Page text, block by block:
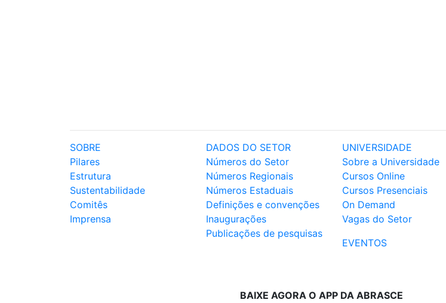
SOBRE
Pilares
Estrutura
Sustentabilidade
Comitês
Imprensa
DADOS DO SETOR
Números do Setor
Números Regionais
Números Estaduais
Definições e convenções
Inaugurações
Publicações de pesquisas
UNIVERSIDADE
Sobre a Universidade
Cursos Online
Cursos Presenciais
On Demand
Vagas do Setor
EVENTOS
BAIXE AGORA O APP DA ABRASCE